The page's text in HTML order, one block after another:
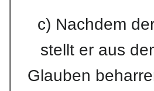
c) Nachdem
stellt er aus
Glauben